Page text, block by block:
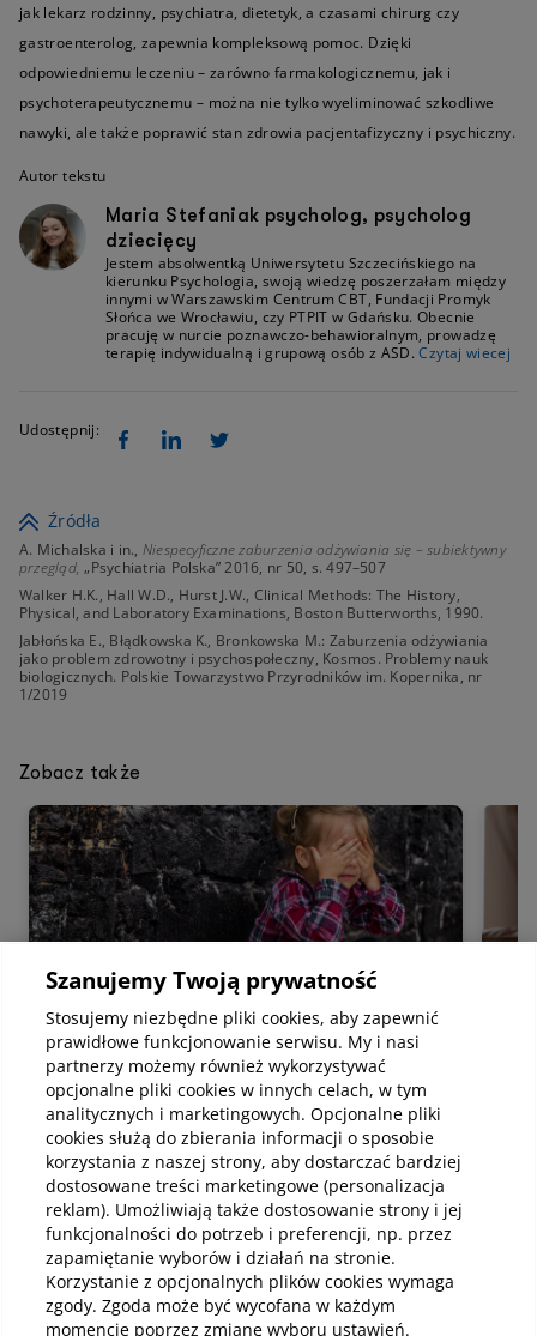
jak lekarz rodzinny, psychiatra, dietetyk, a czasami chirurg czy
gastroenterolog, zapewnia kompleksową pomoc. Dzięki
odpowiedniemu leczeniu – zarówno farmakologicznemu, jak i
psychoterapeutycznemu – można nie tylko wyeliminować szkodliwe
nawyki, ale także poprawić stan zdrowia pacjentafizyczny i psychiczny.
Autor tekstu
Maria Stefaniak psycholog, psycholog
dziecięcy
Jestem absolwentką Uniwersytetu Szczecińskiego na
kierunku Psychologia, swoją wiedzę poszerzałam między
innymi w Warszawskim Centrum CBT, Fundacji Promyk
Słońca we Wrocławiu, czy PTPIT w Gdańsku. Obecnie
pracuję w nurcie poznawczo-behawioralnym, prowadzę
terapię indywidualną i grupową osób z ASD.Czytaj wiecej
Udostępnij:
Źródła
A. Michalska i in., Niespecyficzne zaburzenia odżywiania się – subiektywny
przegląd, „Psychiatria Polska” 2016, nr 50, s. 497–507
Walker H.K., Hall W.D., Hurst J.W., Clinical Methods: The History,
Physical, and Laboratory Examinations, Boston Butterworths, 1990.
Jabłońska E., Błądkowska K., Bronkowska M.: Zaburzenia odżywiania
jako problem zdrowotny i psychospołeczny, Kosmos. Problemy nauk
biologicznych. Polskie Towarzystwo Przyrodników im. Kopernika, nr
1/2019
Zobacz także
Psychologia
Rodzaje masturbacji dziecięcej – co
mieści się w normie rozwojowej
Masturbacja dziecięca to zachowania
polegające na stymulowaniu przez dziecko
własnego ciała, w tym okolic intymnych, w
celu uzyskania przyjemnych doznań. Temat
ten często budzi niepokój i wiele pytań u
rodziców oraz opiekunów, głównie dlatego, że
kojarzy się z seksualnością osób dorosłych.
Warto jednak podkreślić, że w przypadku
Czytaj
Szanujemy Twoją prywatność
Stosujemy niezbędne pliki cookies, aby zapewnić
prawidłowe funkcjonowanie serwisu. My i nasi
partnerzy możemy również wykorzystywać
opcjonalne pliki cookies w innych celach, w tym
analitycznych i marketingowych. Opcjonalne pliki
cookies służą do zbierania informacji o sposobie
korzystania z naszej strony, aby dostarczać bardziej
dostosowane treści marketingowe (personalizacja
reklam). Umożliwiają także dostosowanie strony i jej
funkcjonalności do potrzeb i preferencji, np. przez
zapamiętanie wyborów i działań na stronie.
Korzystanie z opcjonalnych plików cookies wymaga
zgody. Zgoda może być wycofana w każdym
momencie poprzez zmianę wyboru ustawień.